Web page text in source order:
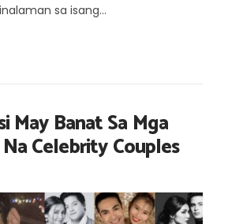
sa isang...
May Banat Sa Mga
Celebrity Couples